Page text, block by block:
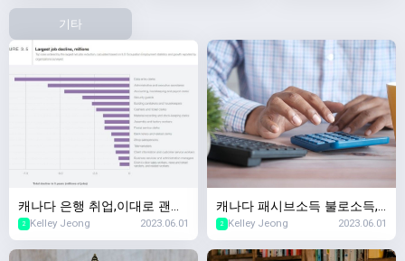
기타
캐나다 은행 취업,이대로 괜찮
나? 5년이내 사라질 직업 Top
10,2023년 세계경제포럼
2 Kelley Jeong 2023.06.01
캐나다 패시브소득 불로소득,
캐나다 부동산투자 & 캐나다
증권투자 차이
2 Kelley Jeong 2023.06.01